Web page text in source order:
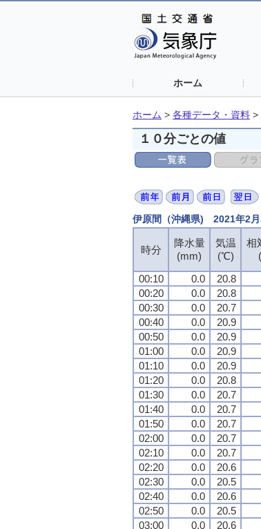
ホーム
ホーム > 各種データ・資料 >
１０分ごとの値
伊原間（沖縄県) 2021年2月
時分
降水量
(mm)
気温
(℃)
相
00:10
0.0 20.8
00:20
0.0 20.8
00:30
0.0 20.7
00:40
0.0 20.9
00:50
0.0 20.9
01:00
0.0 20.9
01:10
0.0 20.9
01:20
0.0 20.8
01:30
0.0 20.7
01:40
0.0 20.7
01:50
0.0 20.7
02:00
0.0 20.7
02:10
0.0 20.7
02:20
0.0 20.6
02:30
0.0 20.5
02:40
0.0 20.6
02:50
0.0 20.5
03:00
0.0 20.6